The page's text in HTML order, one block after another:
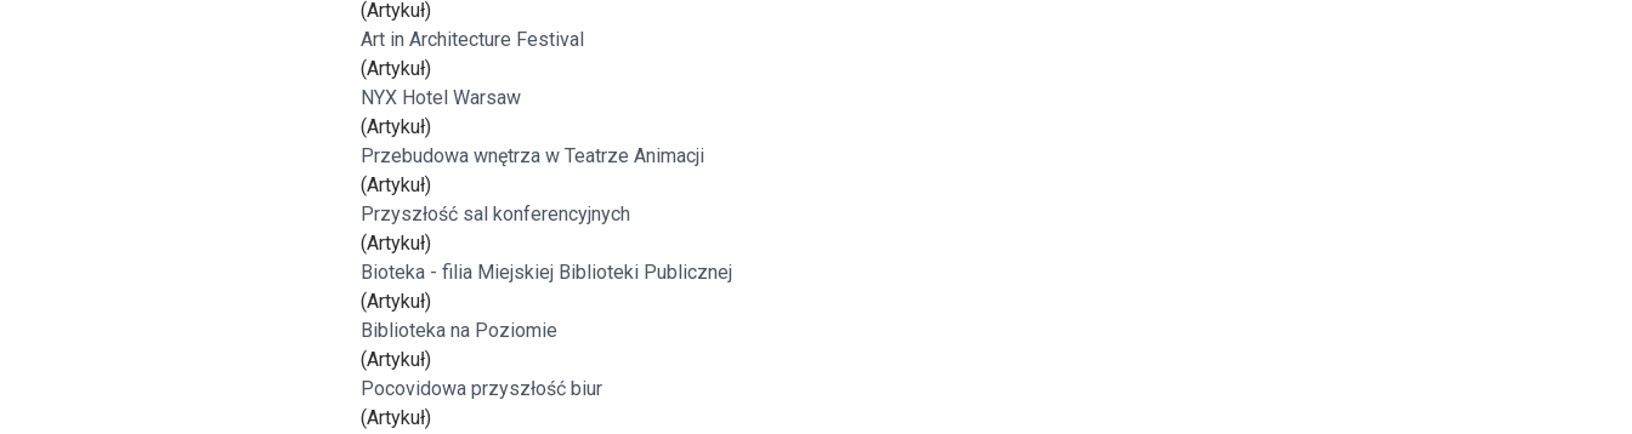
Freelance - architekt
Galeria Miast Dawnych
Filmy
Katalog produktów dla architekta
(Artykuł)
Art in Architecture Festival
(Artykuł)
NYX Hotel Warsaw
(Artykuł)
Przebudowa wnętrza w Teatrze Animacji
(Artykuł)
Przyszłość sal konferencyjnych
(Artykuł)
Bioteka - filia Miejskiej Biblioteki Publicznej
(Artykuł)
Biblioteka na Poziomie
(Artykuł)
Pocovidowa przyszłość biur
(Artykuł)